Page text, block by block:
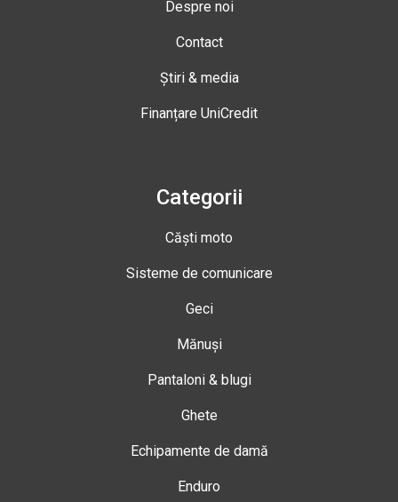
Despre noi
Contact
Știri & media
Finanțare UniCredit
Categorii
Căști moto
Sisteme de comunicare
Geci
Mănuși
Pantaloni & blugi
Ghete
Echipamente de damă
Enduro